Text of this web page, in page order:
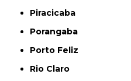
Piracicaba
Porangaba
Porto Feliz
Rio Claro